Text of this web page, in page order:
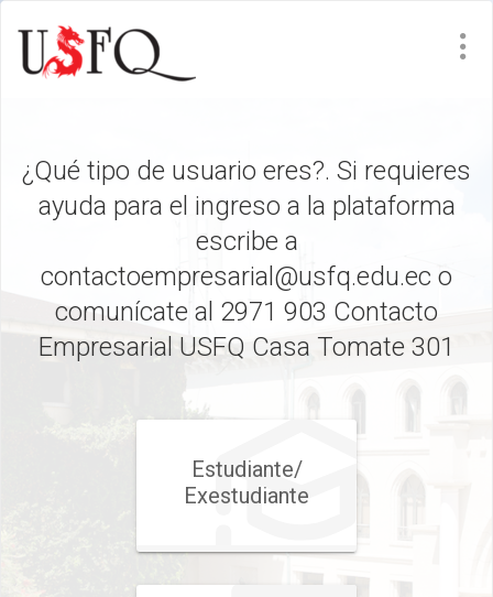
¿Qué tipo de usuario eres?. Si requieres
ayuda para el ingreso a la plataforma
escribe a
contactoempresarial@usfq.edu.ec o
comunícate al 2971 903 Contacto
Empresarial USFQ Casa Tomate 301
Estudiante/​
Exestudiante